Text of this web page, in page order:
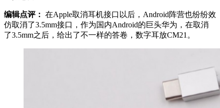
编辑点评： 在Apple取消耳机接口以后，Android阵营也纷纷效
仿取消了3.5mm接口，作为国内Android的巨头华为，在取消
了3.5mm之后，给出了不一样的答卷，数字耳放CM21。